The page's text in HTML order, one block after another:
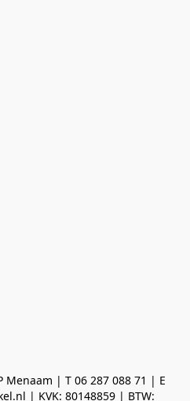
Menaam | T 06 287 088 71 | E
| KVK: 80148859 | BTW: